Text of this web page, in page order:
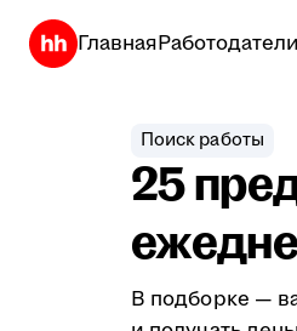
ГлавнаяРаботодатели
Поиск работы
25
В подборке —